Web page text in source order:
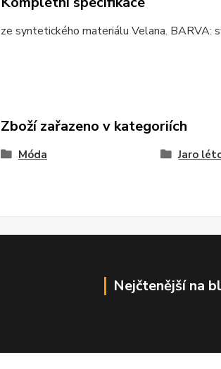
ze syntetického materiálu Velana.
Zboží zařazeno v kategoriích
Móda Jaro
Nejčtenější na